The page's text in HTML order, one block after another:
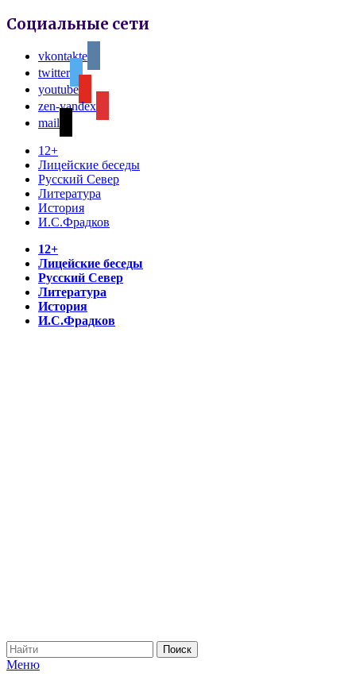
Социальные сети
vkontakte
twitter
youtube
zen-yandex
mail
12+
Лицейские беседы
Русский Север
Литература
История
И.С.Фрадков
12+
Лицейские беседы
Русский Север
Литература
История
И.С.Фрадков
Меню